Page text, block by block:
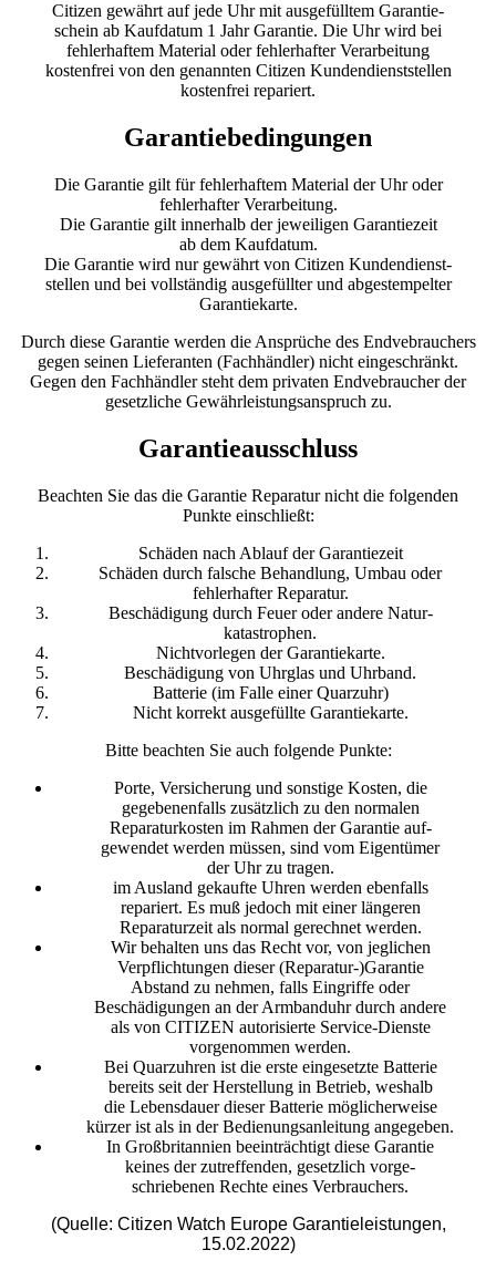
Citizen gewährt auf jede Uhr mit ausgefülltem Garantie-
schein ab Kaufdatum 1 Jahr Garantie. Die Uhr wird bei
fehlerhaftem Material oder fehlerhafter Verarbeitung
kostenfrei von den genannten Citizen Kundendienststellen
kostenfrei repariert.
Garantiebedingungen
Die Garantie gilt für fehlerhaftem Material der Uhr oder
fehlerhafter Verarbeitung.
Die Garantie gilt innerhalb der jeweiligen Garantiezeit
ab dem Kaufdatum.
Die Garantie wird nur gewährt von Citizen Kundendienst-
stellen und bei vollständig ausgefüllter und abgestempelter
Garantiekarte.
Durch diese Garantie werden die Ansprüche des Endvebrauchers
gegen seinen Lieferanten (Fachhändler) nicht eingeschränkt.
Gegen den Fachhändler steht dem privaten Endvebraucher der
gesetzliche Gewährleistungsanspruch zu.
Garantieausschluss
Beachten Sie das die Garantie Reparatur nicht die folgenden
Punkte einschließt:
Schäden nach Ablauf der Garantiezeit
Schäden durch falsche Behandlung, Umbau oder
fehlerhafter Reparatur.
Beschädigung durch Feuer oder andere Natur-
katastrophen.
Nichtvorlegen der Garantiekarte.
Beschädigung von Uhrglas und Uhrband.
Batterie (im Falle einer Quarzuhr)
Nicht korrekt ausgefüllte Garantiekarte.
Bitte beachten Sie auch folgende Punkte:
Porte, Versicherung und sonstige Kosten, die
gegebenenfalls zusätzlich zu den normalen
Reparaturkosten im Rahmen der Garantie auf-
gewendet werden müssen, sind vom Eigentümer
der Uhr zu tragen.
im Ausland gekaufte Uhren werden ebenfalls
repariert. Es muß jedoch mit einer längeren
Reparaturzeit als normal gerechnet werden.
Wir behalten uns das Recht vor, von jeglichen
Verpflichtungen dieser (Reparatur-)Garantie
Abstand zu nehmen, falls Eingriffe oder
Beschädigungen an der Armbanduhr durch andere
als von CITIZEN autorisierte Service-Dienste
vorgenommen werden.
Bei Quarzuhren ist die erste eingesetzte Batterie
bereits seit der Herstellung in Betrieb, weshalb
die Lebensdauer dieser Batterie möglicherweise
kürzer ist als in der Bedienungsanleitung angegeben.
In Großbritannien beeinträchtigt diese Garantie
keines der zutreffenden, gesetzlich vorge-
schriebenen Rechte eines Verbrauchers.
(Quelle: Citizen Watch Europe Garantieleistungen,
15.02.2022)